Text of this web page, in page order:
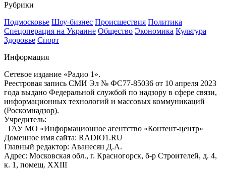
Рубрики
Подмосковье Шоу-бизнес Происшествия Политика
Спецоперация на Украине Общество Экономика Культура
Здоровье Спорт
Информация
Сетевое издание «Радио 1».
Реестровая запись СМИ Эл № ФС77-85036 от 10 апреля 2023
года выдано Федеральной службой по надзору в сфере связи,
информационных технологий и массовых коммуникаций
(Роскомнадзор).
Учредитель:
ГАУ МО «Информационное агентство «Контент-центр»
Доменное имя сайта: RADIO1.RU
Главный редактор: Аванесян Д.А.
Адрес: Московская обл., г. Красногорск, б-р Строителей, д. 4,
к. 1, помещ. XXIII